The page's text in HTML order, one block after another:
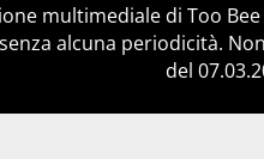
multimediale di Too Bee
alcuna periodicità.
del